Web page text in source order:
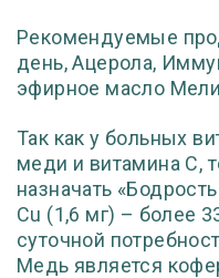
Рекомендуемые
день, Ацерола,
эфирное масло
Так как у больных
меди и витамина С,
назначать
Cu (1,6 мг) – более
суточной
Медь является